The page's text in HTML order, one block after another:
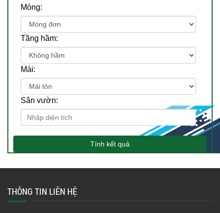
Móng:
Tầng hầm:
Mái:
Sân vườn:
Tính kết quả
THÔNG TIN LIÊN HỆ